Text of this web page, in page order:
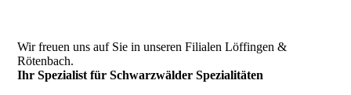
Wir freuen uns auf Sie in unseren Filialen Löffingen &
Rötenbach.
Ihr Spezialist für Schwarzwälder Spezialitäten